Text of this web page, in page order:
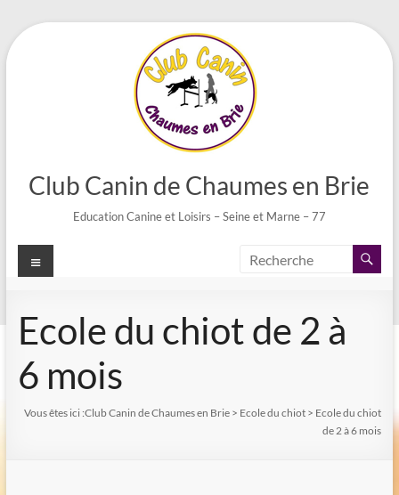
Aller
au
Club Canin de Chaumes en Brie
Education Canine et Loisirs – Seine et Marne – 77
Menu
Ecole du chiot de 2 à
6 mois
Vous êtes ici :Club Canin de Chaumes en Brie > Ecole du chiot > Ecole du chiot
de 2 à 6 mois